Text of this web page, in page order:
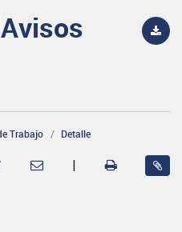
Trabajo Detalle
|